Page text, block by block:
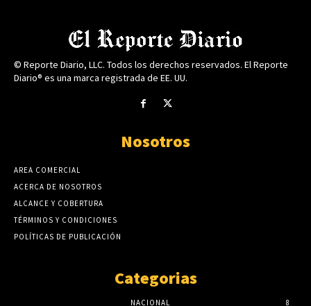
© Reporte Diario, LLC. Todos los derechos reservados. El Reporte
Diario® es una marca registrada de EE. UU.
Nosotros
AREA COMERCIAL
ACERCA DE NOSOTROS
ALCANCE Y COBERTURA
TÉRMINOS Y CONDICIONES
POLÍTICAS DE PUBLICACIÓN
Categorias
NACIONAL 8